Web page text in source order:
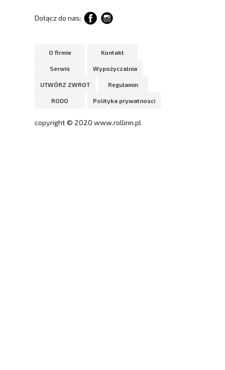
Dołącz do nas:
O firmie Kontakt
Serwis Wypożyczalnia
UTWÓRZ ZWROT Regulamin
RODO Polityka prywatnosci
copyright © 2020 www.rollinn.pl